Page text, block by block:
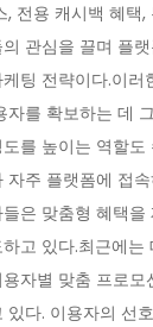
, 전용 캐시백 혜택,
관심을 끌며 플
팅 전략이다.이러
자를 확보하는 데
를 높이는 역할도
자주 플랫폼에 접
은 맞춤형 혜택을
고 있다.최근에는
자별 맞춤 프로모
있다. 이용자의 선